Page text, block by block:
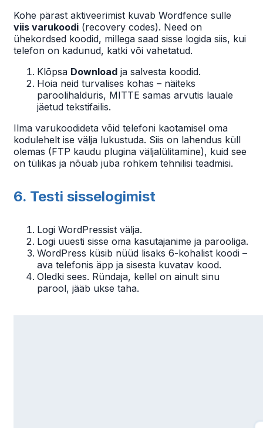
Kohe pärast aktiveerimist kuvab Wordfence sulle
viis varukoodi (recovery codes). Need on
ühekordsed koodid, millega saad sisse logida siis, kui
telefon on kadunud, katki või vahetatud.
Klõpsa Download ja salvesta koodid.
Hoia neid turvalises kohas – näiteks
paroolihalduris, MITTE samas arvutis lauale
jäetud tekstifailis.
Ilma varukoodideta võid telefoni kaotamisel oma
kodulehelt ise välja lukustuda. Siis on lahendus küll
olemas (FTP kaudu plugina väljalülitamine), kuid see
on tülikas ja nõuab juba rohkem tehnilisi teadmisi.
6. Testi sisselogimist
Logi WordPressist välja.
Logi uuesti sisse oma kasutajanime ja parooliga.
WordPress küsib nüüd lisaks 6-kohalist koodi –
ava telefonis äpp ja sisesta kuvatav kood.
Oledki sees. Ründaja, kellel on ainult sinu
parool, jääb ukse taha.